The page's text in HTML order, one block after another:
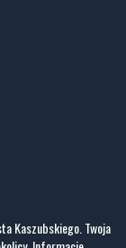
Kaszubskiego. Twoja